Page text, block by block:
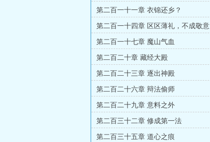
第二百一十一章 衣锦还乡？
第二百一十四章 区区薄礼，不成敬意
第二百一十七章 魔山气血
第二百二十章 藏经大殿
第二百二十三章 逐出神殿
第二百二十六章 辩法偷师
第二百二十九章 意料之外
第二百三十二章 修成第一法
第二百三十五章 道心之痕